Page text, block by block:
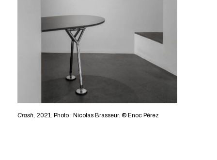
Crash, 2021. Photo : Nicolas Brasseur. © Enoc Pérez